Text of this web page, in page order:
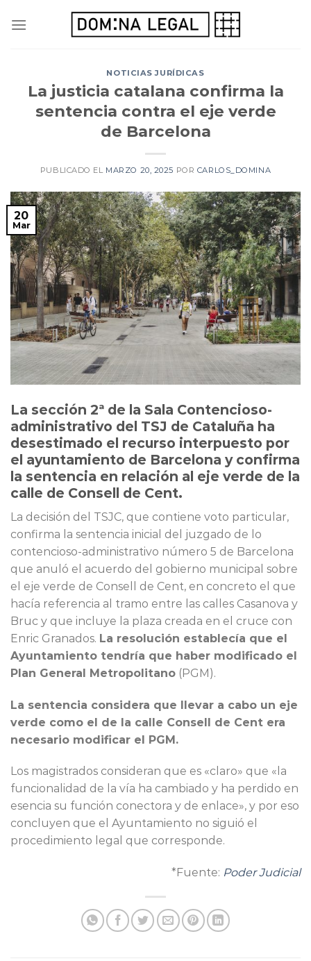
NOTICIAS JURÍDICAS
La justicia catalana confirma la
sentencia contra el eje verde
de Barcelona
PUBLICADO EL MARZO 20, 2025 POR CARLOS_DOMINA
20
Mar
La sección 2ª de la Sala Contencioso-
administrativo del TSJ de Cataluña ha
desestimado el recurso interpuesto por
el ayuntamiento de Barcelona y confirma
la sentencia en relación al eje verde de la
calle de Consell de Cent.
La decisión del TSJC, que contiene voto particular,
confirma la sentencia inicial del juzgado de lo
contencioso-administrativo número 5 de Barcelona
que anuló el acuerdo del gobierno municipal sobre
el eje verde de Consell de Cent, en concreto el que
hacía referencia al tramo entre las calles Casanova y
Bruc y que incluye la plaza creada en el cruce con
Enric Granados. La resolución establecía que el
Ayuntamiento tendría que haber modificado el
Plan General Metropolitano (PGM).
La sentencia considera que llevar a cabo un eje
verde como el de la calle Consell de Cent era
necesario modificar el PGM.
Los magistrados consideran que es «claro» que «la
funcionalidad de la vía ha cambiado y ha perdido en
esencia su función conectora y de enlace», y por eso
concluyen que el Ayuntamiento no siguió el
procedimiento legal que corresponde.
*Fuente: PoderJudicial